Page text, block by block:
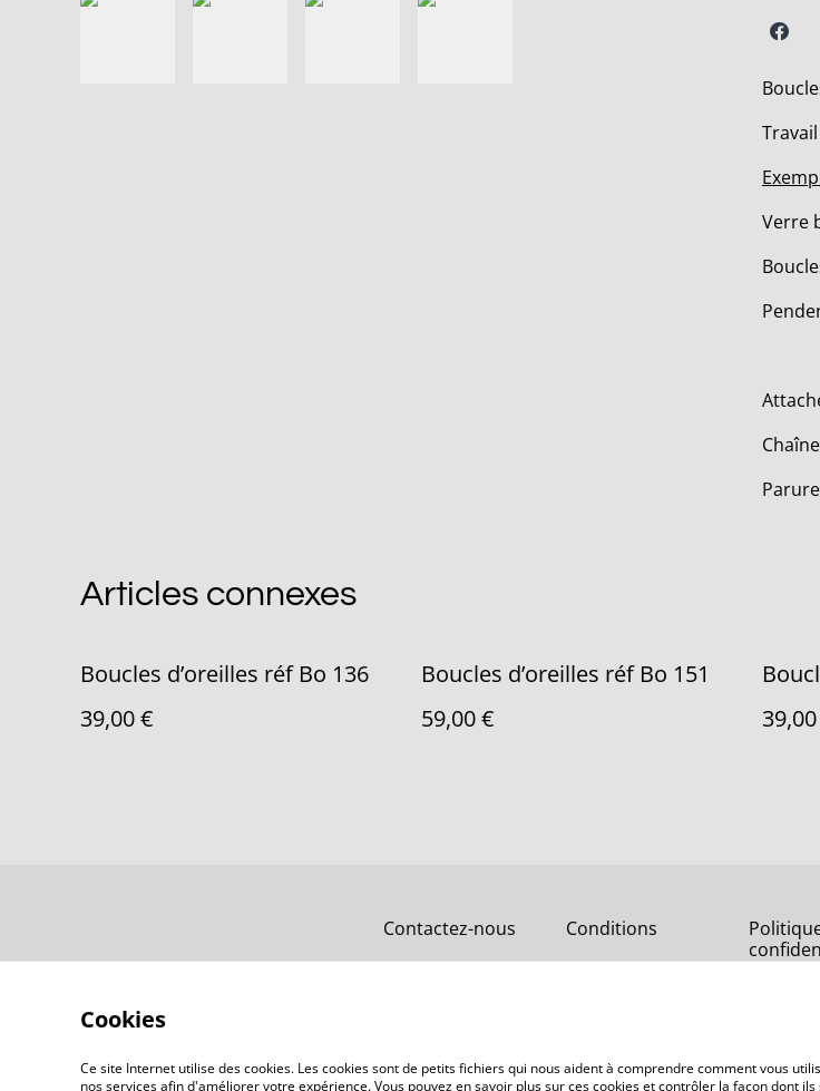
Verre
Articles connexes
Boucles d’oreilles réf Bo 136
39,00 €
Boucles d’oreilles réf Bo 151
59,00 €
Contactez-nous Conditions
Cookies
Ce site Internet utilise des cookies. Les cookies sont de petits fichiers qui nous aident à comprendre comment vous
nos services afin d'améliorer votre expérience. Vous pouvez en savoir plus sur ces cookies et contrôler la façon dont ils